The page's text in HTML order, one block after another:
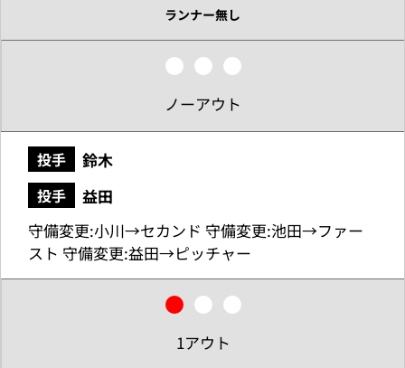
ランナー無し
ノーアウト
投手 鈴木
投手
益田
守備変更:小川→セカンド 守備変更:池田→ファー
スト 守備変更:益田→ピッチャー
1アウト